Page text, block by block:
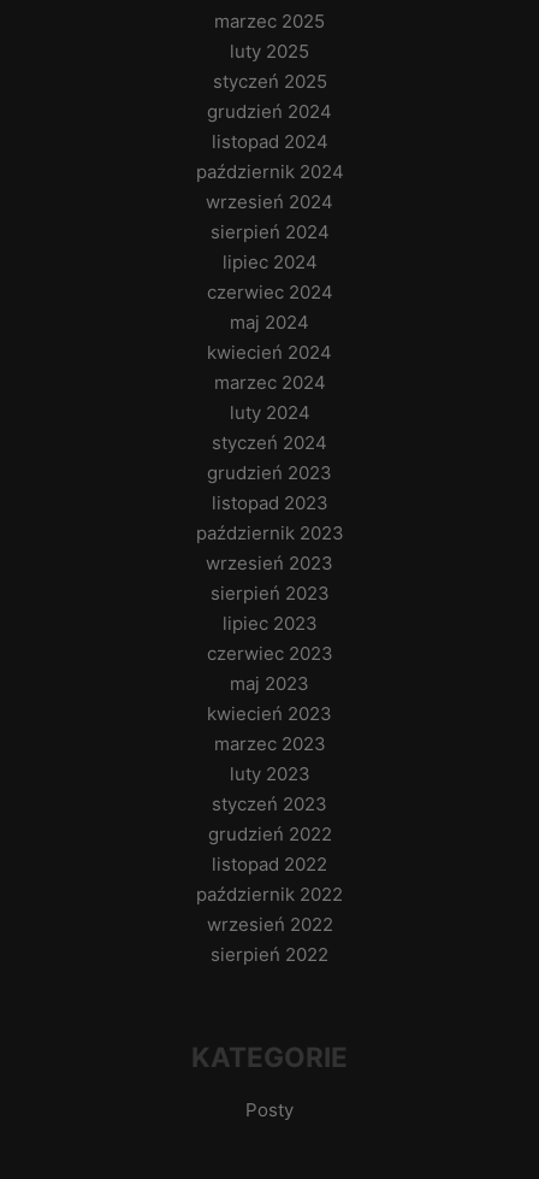
marzec 2025
luty 2025
styczeń 2025
grudzień 2024
listopad 2024
październik 2024
wrzesień 2024
sierpień 2024
lipiec 2024
czerwiec 2024
maj 2024
kwiecień 2024
marzec 2024
luty 2024
styczeń 2024
grudzień 2023
listopad 2023
październik 2023
wrzesień 2023
sierpień 2023
lipiec 2023
czerwiec 2023
maj 2023
kwiecień 2023
marzec 2023
luty 2023
styczeń 2023
grudzień 2022
listopad 2022
październik 2022
wrzesień 2022
sierpień 2022
KATEGORIE
Posty